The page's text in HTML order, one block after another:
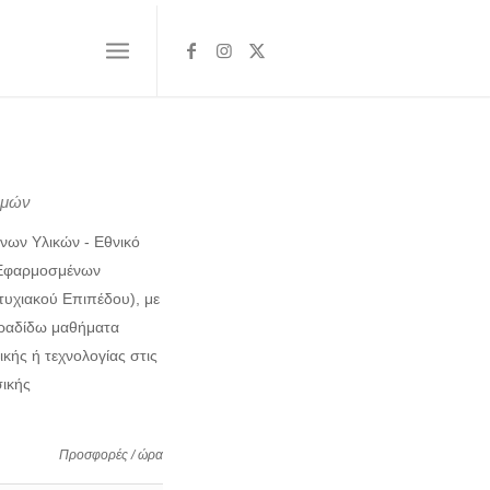
Υλικών - Εθνικό
Επιπέδου), με
μαθήματα
ή τεχνολογίας στις
Προσφορές / ώρα